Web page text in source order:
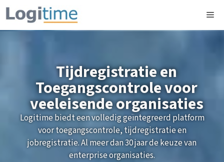
Tijdregistratie en
Toegangscontrole voor
veeleisende organisaties
Logitime biedt een volledig geïntegreerd platform
voor toegangscontrole, tijdregistratie en
jobregistratie. Al meer dan 30 jaar de keuze van
enterprise organisaties.